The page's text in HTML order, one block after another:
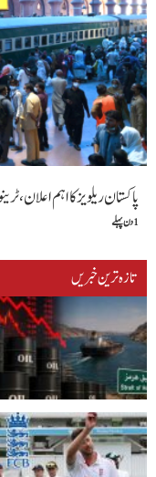
پاکستان ریلویز کا اہم اعلان،
1 دن پہلے
تازہ ترین خبریں